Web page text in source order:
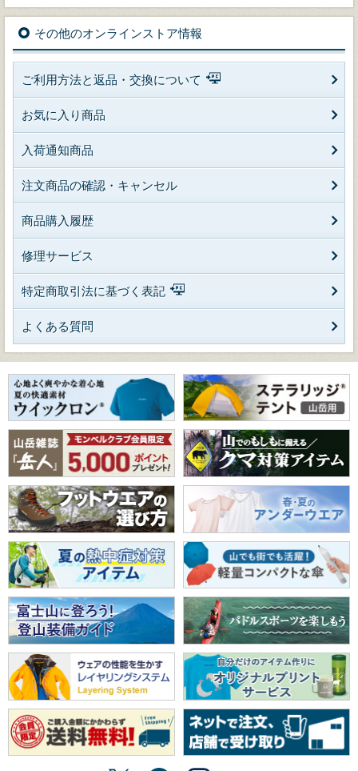
その他のオンラインストア情報
ご利用方法と返品・交換について
お気に入り商品
入荷通知商品
注文商品の確認・キャンセル
商品購入履歴
修理サービス
特定商取引法に基づく表記
よくある質問